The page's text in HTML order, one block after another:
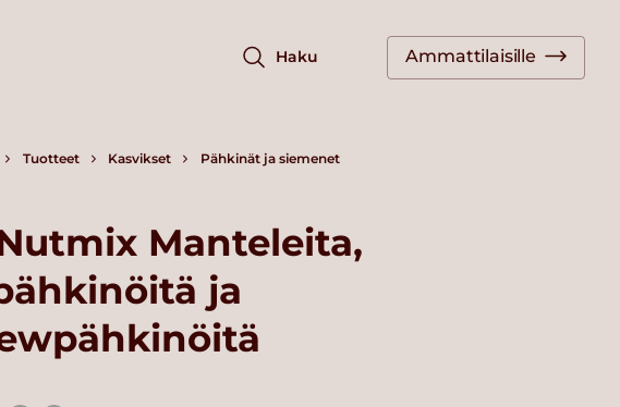
Haku Ammattilaisille
Tuotteet Kasvikset Pähkinät ja siemenet
Manteleita,
ja